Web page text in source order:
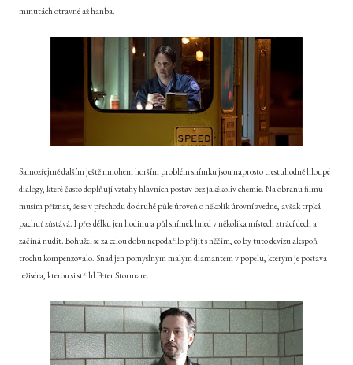
minutách otravné až hanba.
Samozřejmě dalším ještě mnohem horším problém snímku jsou naprosto trestuhodně hloupé
dialogy, které často doplňují vztahy hlavních postav bez jakékoliv chemie. Na obranu filmu
musím přiznat, že se v přechodu do druhé půle úroveň o několik úrovní zvedne, avšak trpká
pachuť zůstává. I přes délku jen hodinu a půl snímek hned v několika místech ztrácí dech a
začíná nudit. Bohužel se za celou dobu nepodařilo přijít s něčím, co by tuto devízu alespoň
trochu kompenzovalo. Snad jen pomyslným malým diamantem v popelu, kterým je postava
režiséra, kterou si střihl Peter Stormare.